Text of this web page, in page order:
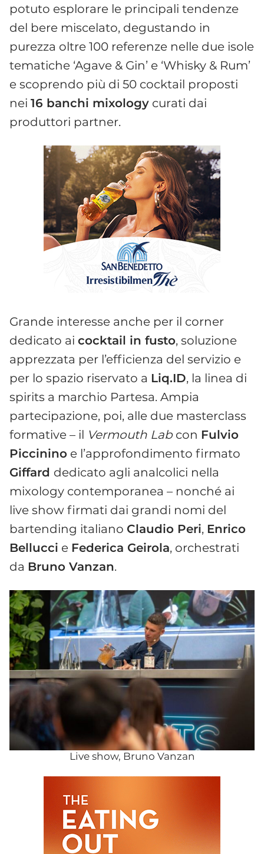
potuto esplorare le principali tendenze
del bere miscelato, degustando in
purezza oltre 100 referenze nelle due isole
tematiche ‘Agave & Gin’ e ‘Whisky & Rum’
e scoprendo più di 50 cocktail proposti
nei 16 banchi mixology curati dai
produttori partner.
Grande interesse anche per il corner
dedicato ai cocktail in fusto, soluzione
apprezzata per l’efficienza del servizio e
per lo spazio riservato a Liq.ID, la linea di
spirits a marchio Partesa. Ampia
partecipazione, poi, alle due masterclass
formative – il Vermouth Labcon Fulvio
Piccinino e l’approfondimento firmato
Giffard dedicato agli analcolici nella
mixology contemporanea – nonché ai
live show firmati dai grandi nomi del
bartending italiano Claudio Peri, Enrico
Bellucci e Federica Geirola, orchestrati
da Bruno Vanzan.
Live show, Bruno Vanzan